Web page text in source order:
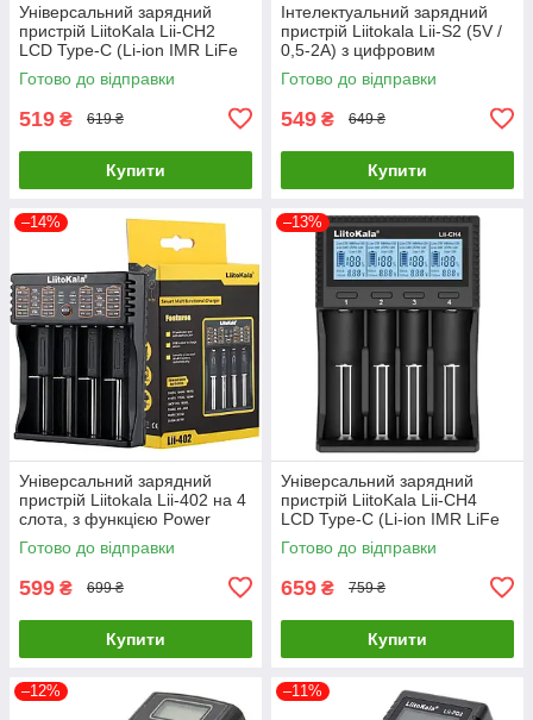
Універсальний зарядний
пристрій LiitoKala Lii-CH2
LCD Type-C (Li-ion IMR LiFe
NiMH) на 2 акумулятори
Готово до відправки
519 ₴ 619 ₴
Купити
Інтелектуальний зарядний
пристрій Liitokala Lii-S2 (5V /
0,5-2А) з цифровим
дисплеєм
Готово до відправки
549 ₴ 649 ₴
Купити
–14%
Універсальний зарядний
пристрій Liitokala Lii-402 на 4
слота, з функцією Power
Bank
Готово до відправки
599 ₴ 699 ₴
Купити
–13%
Універсальний зарядний
пристрій LiitoKala Lii-CH4
LCD Type-C (Li-ion IMR LiFe
NiMH) на 4 акумулятори
Готово до відправки
659 ₴ 759 ₴
Купити
–12% –11%